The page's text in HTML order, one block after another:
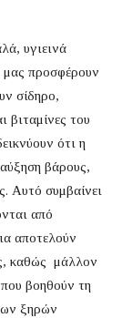
υγιεινά
μας προσφέρουν
σίδηρο,
βιταμίνες του
ότι η
βάρους,
Αυτό συμβαίνει
από
αποτελούν
καθώς μάλλον
βοηθούν τη
ξηρών